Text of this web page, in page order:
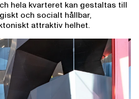
hela kvarteret kan gestaltas till
och socialt hållbar,
attraktiv helhet.